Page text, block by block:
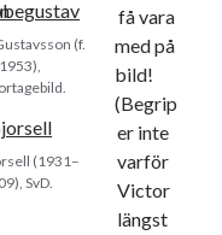
(f.
1953),
(1931–
SvD.
få vara
med på
bild!
(Begrip
er inte
varför
Victor
längst